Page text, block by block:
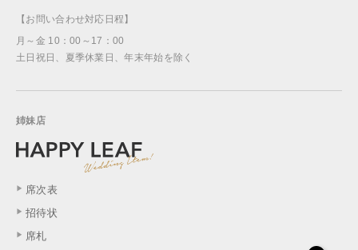
【お問い合わせ対応日程】
月～金 10：00～17：00
土日祝日、夏季休業日、年末年始を除く
姉妹店
席次表
招待状
席札